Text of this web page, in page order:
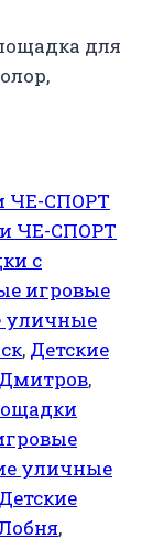
для
ЧЕ-СПОРТ
ЧЕ-СПОРТ
с
игровые
уличные
, Детские
,
уличные
Детские
,